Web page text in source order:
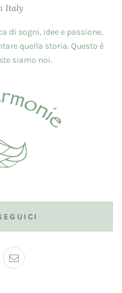
Italy
di sogni, idee e passione,
quella storia. Questo è
siamo noi.